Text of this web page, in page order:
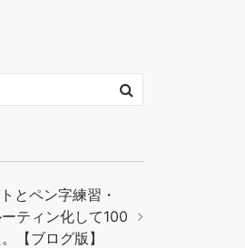
とペン字練習・
ティン化して100
【ブログ版】